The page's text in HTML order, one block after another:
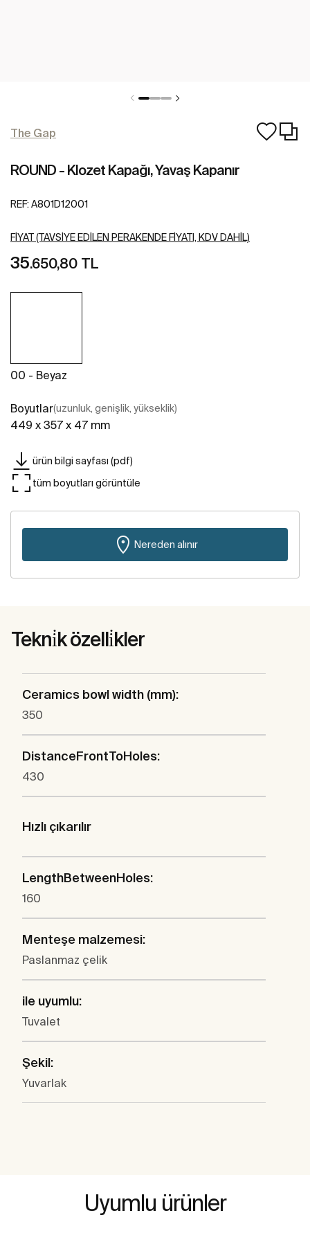
The Gap
ROUND - Klozet Kapağı, Yavaş Kapanır
REF: A801D12001
FIYAT (TAVSIYE EDILEN PERAKENDE FIYATI, KDV DAHIL)
35.650,80 TL
00 - Beyaz
Boyutlar(uzunluk, genişlik, yükseklik)
449 x 357 x 47 mm
ürün bilgi sayfası (pdf)
tüm boyutları görüntüle
Nereden alınır
Tekni̇k özelli̇kler
Ceramics bowl width (mm):
350
DistanceFrontToHoles:
430
Hızlı çıkarılır
LengthBetweenHoles:
160
Menteşe malzemesi:
Paslanmaz çelik
ile uyumlu:
Tuvalet
Şekil:
Yuvarlak
Uyumlu ürünler